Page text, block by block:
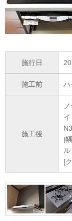
施行日
施工前 ハ
施工後
イ
[
[